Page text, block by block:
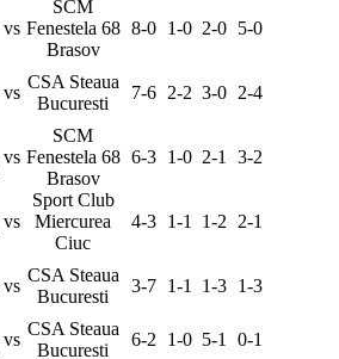
vs
SCM
Fenestela 68
Brasov
8-0 1-0 2-0 5-0
vs
CSA Steaua
Bucuresti
7-6 2-2 3-0 2-4
vs
SCM
Fenestela 68
Brasov
6-3 1-0 2-1 3-2
vs
Sport Club
Miercurea
Ciuc
4-3 1-1 1-2 2-1
vs
CSA Steaua
Bucuresti
3-7 1-1 1-3 1-3
vs
CSA Steaua
Bucuresti
6-2 1-0 5-1 0-1